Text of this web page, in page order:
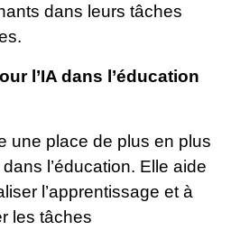
dans leurs tâches
l’IA dans l’éducation
une place de plus en plus
l’éducation. Elle aide
l’apprentissage et à
les tâches